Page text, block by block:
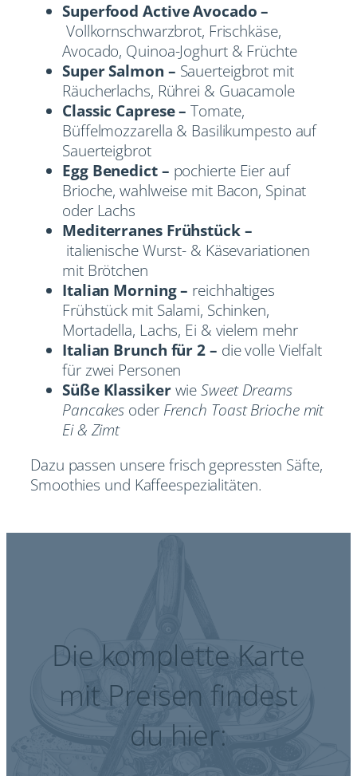
Superfood Active Avocado –
Vollkornschwarzbrot, Frischkäse,
Avocado, Quinoa-Joghurt & Früchte
Super Salmon – Sauerteigbrot mit
Räucherlachs, Rührei & Guacamole
Classic Caprese –Tomate,
Büffelmozzarella & Basilikumpesto auf
Sauerteigbrot
Egg Benedict – pochierte Eier auf
Brioche, wahlweise mit Bacon, Spinat
oder Lachs
Mediterranes Frühstück –
italienische Wurst- & Käsevariationen
mit Brötchen
Italian Morning – reichhaltiges
Frühstück mit Salami, Schinken,
Mortadella, Lachs, Ei & vielem mehr
Italian Brunch für 2 – die volle Vielfalt
für zwei Personen
Süße KlassikerwieSweet Dreams
Pancakes oder French Toast Brioche mit
Ei & Zimt
Dazu passen unsere frisch gepressten Säfte,
Smoothies und Kaffeespezialitäten.
Die komplette Karte
mit Preisen findest
du hier: